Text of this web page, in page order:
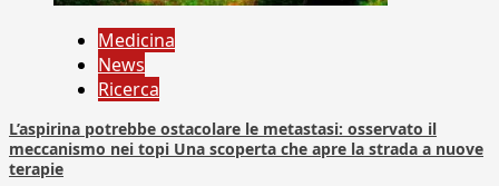
Medicina
News
Ricerca
L’aspirina potrebbe ostacolare le metastasi: osservato il
meccanismo nei topi Una scoperta che apre la strada a nuove
terapie